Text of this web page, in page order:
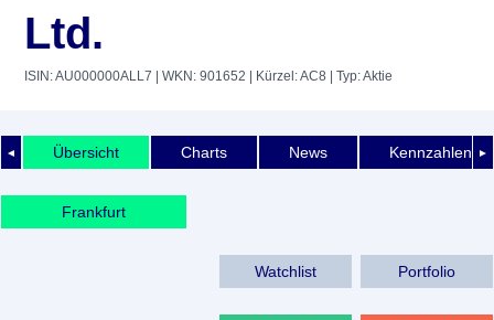
Ltd.
ISIN: AU000000ALL7 | WKN: 901652 | Kürzel: AC8 | Typ: Aktie
◄ ►
Übersicht Charts News Kennzahlen
Frankfurt
Watchlist Portfolio